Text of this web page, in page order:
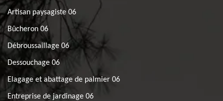
Artisan paysagiste 06
Bûcheron 06
Débroussaillage 06
Dessouchage 06
Elagage et abattage de palmier 06
Entreprise de jardinage 06